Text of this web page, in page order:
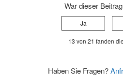
War dieser
Ja
13 von 21 fanden
Haben Sie Fragen?